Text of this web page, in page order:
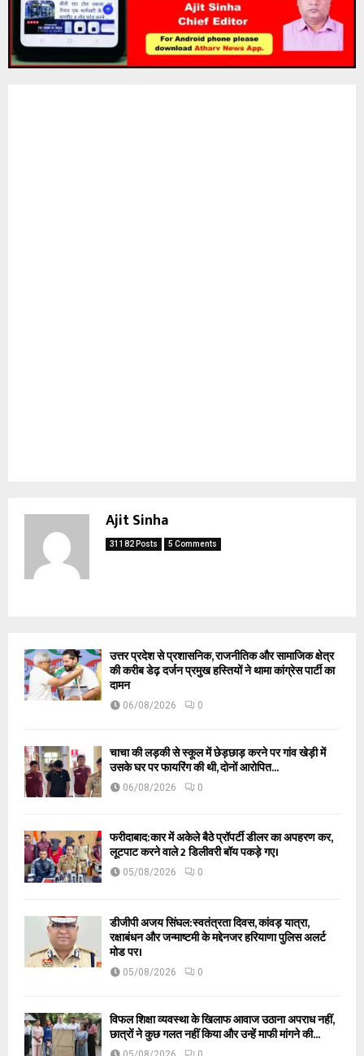
Ajit Sinha
31182 Posts 5 Comments
उत्तर प्रदेश से प्रशासनिक, राजनीतिक और सामाजिक क्षेत्र
की करीब डेढ़ दर्जन प्रमुख हस्तियों ने थामा कांग्रेस पार्टी का
दामन
06/08/2026 0
चाचा की लड़की से स्कूल में छेड़छाड़ करने पर गांव खेड़ी में
उसके घर पर फायरिंग की थी, दोनों आरोपित...
06/08/2026 0
फरीदाबाद:कार में अकेले बैठे प्रॉपर्टी डीलर का अपहरण कर,
लूटपाट करने वाले 2 डिलीवरी बॉय पकड़े गए।
05/08/2026 0
डीजीपी अजय सिंघल:स्वतंत्रता दिवस, कांवड़ यात्रा,
रक्षाबंधन और जन्माष्टमी के मद्देनजर हरियाणा पुलिस अलर्ट
मोड पर।
05/08/2026 0
विफल शिक्षा व्यवस्था के खिलाफ आवाज उठाना अपराध नहीं,
छात्रों ने कुछ गलत नहीं किया और उन्हें माफी मांगने की...